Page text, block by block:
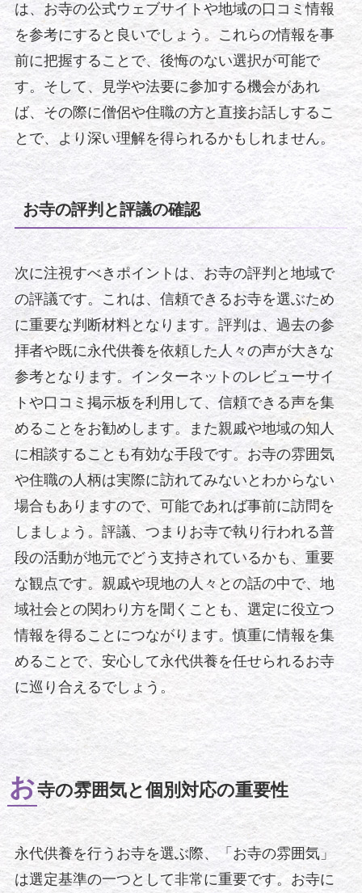
は、お寺の公式ウェブサイトや地域の口コミ情報
を参考にすると良いでしょう。これらの情報を事
前に把握することで、後悔のない選択が可能で
す。そして、見学や法要に参加する機会があれ
ば、その際に僧侶や住職の方と直接お話しするこ
とで、より深い理解を得られるかもしれません。
お寺の評判と評議の確認
次に注視すべきポイントは、お寺の評判と地域で
の評議です。これは、信頼できるお寺を選ぶため
に重要な判断材料となります。評判は、過去の参
拝者や既に永代供養を依頼した人々の声が大きな
参考となります。インターネットのレビューサイ
トや口コミ掲示板を利用して、信頼できる声を集
めることをお勧めします。また親戚や地域の知人
に相談することも有効な手段です。お寺の雰囲気
や住職の人柄は実際に訪れてみないとわからない
場合もありますので、可能であれば事前に訪問を
しましょう。評議、つまりお寺で執り行われる普
段の活動が地元でどう支持されているかも、重要
な観点です。親戚や現地の人々との話の中で、地
域社会との関わり方を聞くことも、選定に役立つ
情報を得ることにつながります。慎重に情報を集
めることで、安心して永代供養を任せられるお寺
に巡り合えるでしょう。
お寺の雰囲気と個別対応の重要性
永代供養を行うお寺を選ぶ際、「お寺の雰囲気」
は選定基準の一つとして非常に重要です。お寺に